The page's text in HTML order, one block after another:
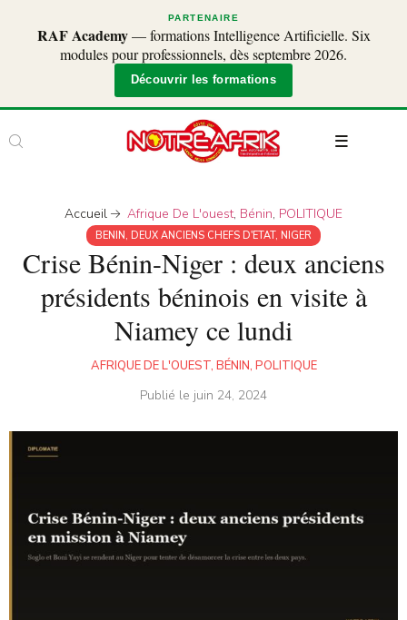
PARTENAIRE
RAF Academy— formations Intelligence Artificielle. Six
modules pour professionnels, dès septembre 2026.
Découvrir les formations
Accueil Afrique De L'ouest, Bénin, POLITIQUE
BENIN, DEUX ANCIENS CHEFS D'ETAT, NIGER
Crise Bénin-Niger : deux anciens
présidents béninois en visite à
Niamey ce lundi
AFRIQUE DE L'OUEST, BÉNIN, POLITIQUE
Publié le juin 24, 2024